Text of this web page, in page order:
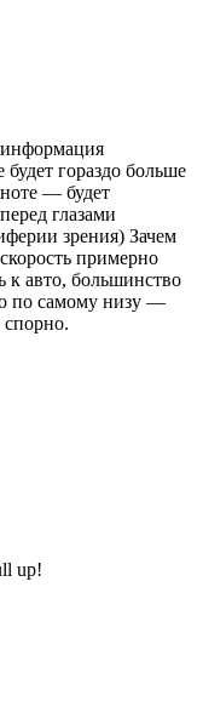
информация
гораздо больше
— будет
глазами
зрения) Зачем
примерно
к авто, большинство
по самому низу —
спорно.
up!